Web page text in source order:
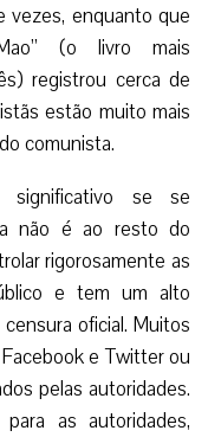
vezes, enquanto que
(o livro mais
registrou cerca de
estão muito mais
comunista.
significativo se se
não é ao resto do
rigorosamente as
e tem um alto
oficial. Muitos
e Twitter ou
pelas autoridades.
as autoridades,